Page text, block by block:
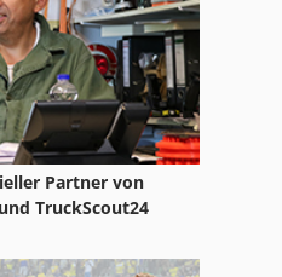
Partner von
TruckScout24